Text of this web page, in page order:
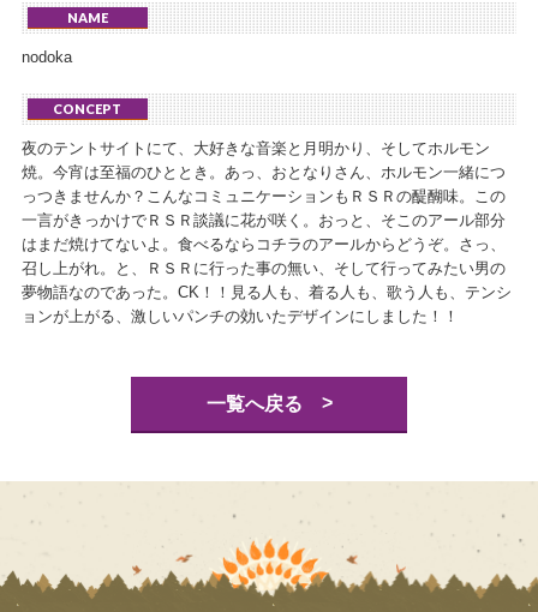
NAME
nodoka
CONCEPT
夜のテントサイトにて、大好きな音楽と月明かり、そしてホルモン
焼。今宵は至福のひととき。あっ、おとなりさん、ホルモン一緒につ
っつきませんか？こんなコミュニケーションもＲＳＲの醍醐味。この
一言がきっかけでＲＳＲ談議に花が咲く。おっと、そこのアール部分
はまだ焼けてないよ。食べるならコチラのアールからどうぞ。さっ、
召し上がれ。と、ＲＳＲに行った事の無い、そして行ってみたい男の
夢物語なのであった。CK！！見る人も、着る人も、歌う人も、テンシ
ョンが上がる、激しいパンチの効いたデザインにしました！！
一覧へ戻る >